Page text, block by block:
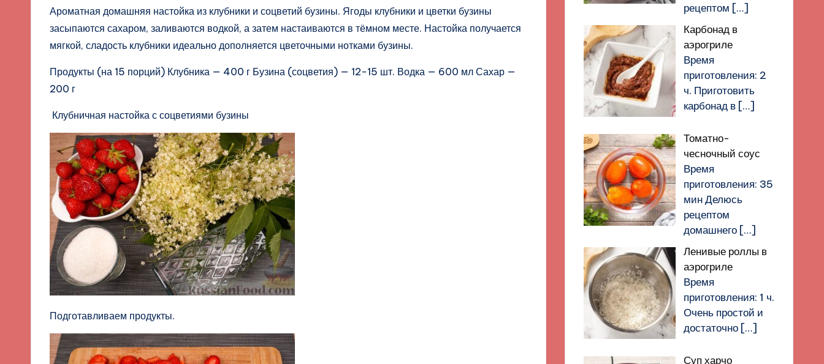
Ароматная домашняя настойка из клубники и соцветий бузины. Ягоды клубники и цветки бузины
засыпаются сахаром, заливаются водкой, а затем настаиваются в тёмном месте. Настойка получается
мягкой, сладость клубники идеально дополняется цветочными нотками бузины.
Продукты (на 15 порций) Клубника — 400 г Бузина (соцветия) — 12-15 шт. Водка — 600 мл Сахар —
200 г
Клубничная настойка с соцветиями бузины
Подготавливаем продукты.
рецептом […]
Карбонад в
аэрогриле
Время
приготовления: 2
ч. Приготовить
карбонад в […]
Томатно-
чесночный соус
Время
приготовления: 35
мин Делюсь
рецептом
домашнего […]
Ленивые роллы в
аэрогриле
Время
приготовления: 1 ч.
Очень простой и
достаточно […]
Суп харчо